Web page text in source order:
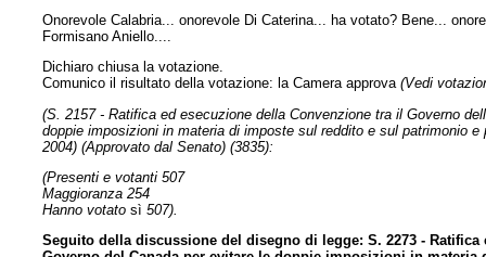
Onorevole Calabria... onorevole Di Caterina... ha votato? Bene...
Formisano Aniello....
Dichiaro chiusa la votazione.
Comunico il risultato della votazione: la Camera approva(Vedi
(S. 2157 - Ratifica ed esecuzione della Convenzione tra il Governo
doppie imposizioni in materia di imposte sul reddito e sul patrimonio
2004) (Approvato dal Senato) (3835):
(Presenti e votanti 507
Maggioranza 254
Hanno votato sì507).
Seguito della discussione del disegno di legge: S. 2273 -